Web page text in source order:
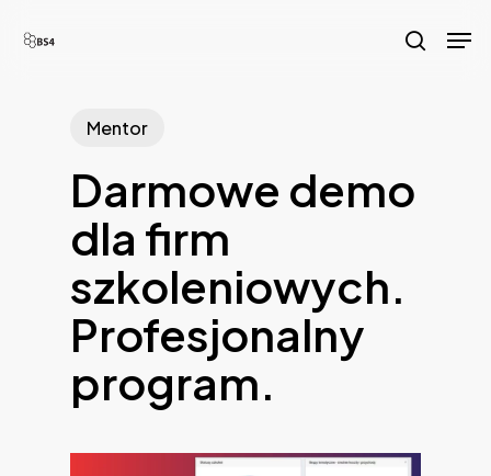
search
Mentor
Darmowe demo
dla firm
szkoleniowych.
Profesjonalny
program.